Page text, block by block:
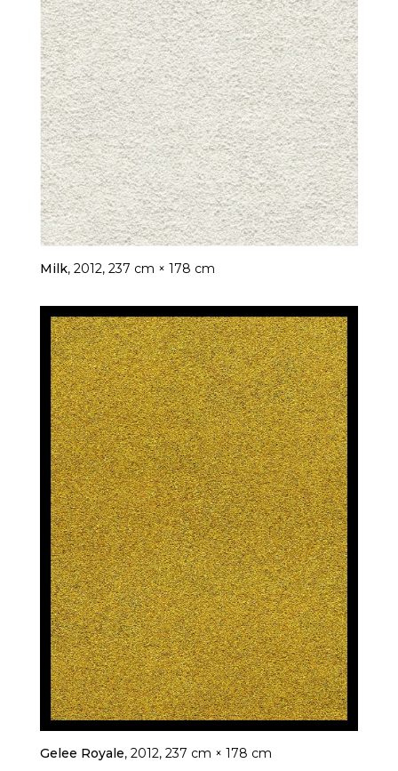
Milk, 2012, 237 cm × 178 cm
Gelee Royale, 2012, 237 cm × 178 cm